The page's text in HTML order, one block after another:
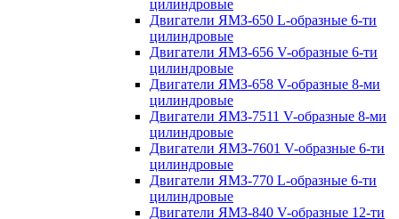
цилиндровые
Двигатели ЯМЗ-650 L-образные 6-ти
цилиндровые
Двигатели ЯМЗ-656 V-образные 6-ти
цилиндровые
Двигатели ЯМЗ-658 V-образные 8-ми
цилиндровые
Двигатели ЯМЗ-7511 V-образные 8-ми
цилиндровые
Двигатели ЯМЗ-7601 V-образные 6-ти
цилиндровые
Двигатели ЯМЗ-770 L-образные 6-ти
цилиндровые
Двигатели ЯМЗ-840 V-образные 12-ти